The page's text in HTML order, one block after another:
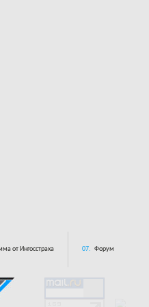
от Ингосстраха 07. Форум